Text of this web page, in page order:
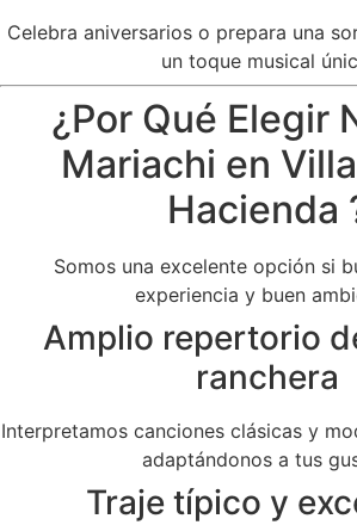
Celebra aniversarios o prepara una
un toque musical
¿Por Qué Elegir
Mariachi en
Hacienda
Somos una excelente opción si
experiencia y buen
Amplio repertorio
ranchera
Interpretamos canciones clásicas y
adaptándonos a tus
Traje típico y